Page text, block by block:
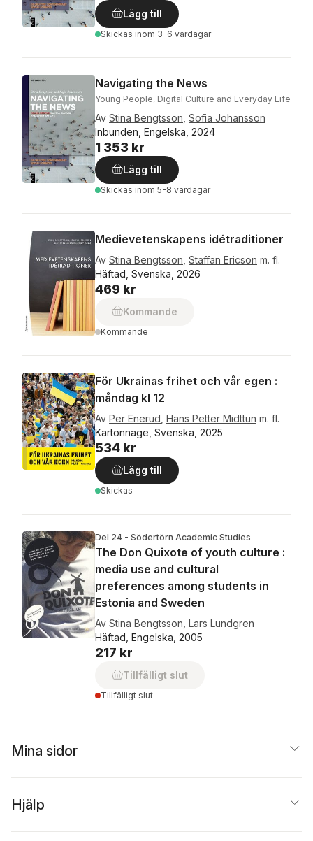
Lägg till
Skickas inom 3-6 vardagar
Navigating the News
Young People, Digital Culture and Everyday Life
Av Stina Bengtsson Sofia Johansson
Inbunden, Engelska, 2024
1 353 kr
Lägg till
Skickas inom 5-8 vardagar
Medievetenskapens idétraditioner
Av Stina Bengtsson Staffan Ericson m. fl.
Häftad, Svenska, 2026
469 kr
Kommande
Kommande
För Ukrainas frihet och vår egen :
måndag kl 12
Av Per Enerud Hans Petter Midttun m. fl.
Kartonnage, Svenska, 2025
534 kr
Lägg till
Skickas
Del 24 - Södertörn Academic Studies
The Don Quixote of youth culture :
media use and cultural
preferences among students in
Estonia and Sweden
Av Stina Bengtsson Lars Lundgren
Häftad, Engelska, 2005
217 kr
Tillfälligt slut
Tillfälligt slut
Mina sidor
Hjälp